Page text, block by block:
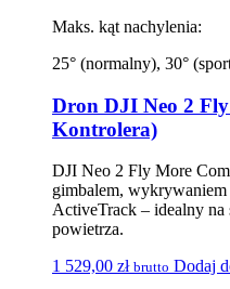
Maks. kąt nachylenia:
25° (normalny), 30°
Dron DJI Neo 2
Kontrolera)
DJI Neo 2 Fly More
gimbalem,
ActiveTrack – idealny na
powietrza.
1 529,00 zł brutto Dodaj